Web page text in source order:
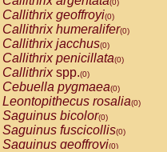
(0)
Callithrix geoffroyi(0)
Callithrix humeralifer(0)
Callithrix jacchus(0)
Callithrix penicillata(0)
Callithrixspp.(0)
Cebuella pygmaea(0)
Leontopithecus rosalia(0)
Saguinus bicolor(0)
Saguinus fuscicollis(0)
Saguinus geoffroyi(0)